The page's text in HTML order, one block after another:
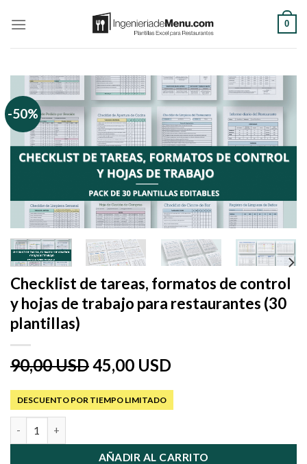
0
-50%
Checklist de tareas, formatos de control
y hojas de trabajo para restaurantes (30
plantillas)
90,00 USDEl
precio
original
era:
USD.
45,00 USD
actual
es:
USD.
DESCUENTO POR TIEMPO LIMITADO
AÑADIR AL CARRITO